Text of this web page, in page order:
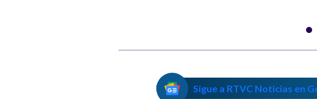
Sigue a RTVC Noticias en